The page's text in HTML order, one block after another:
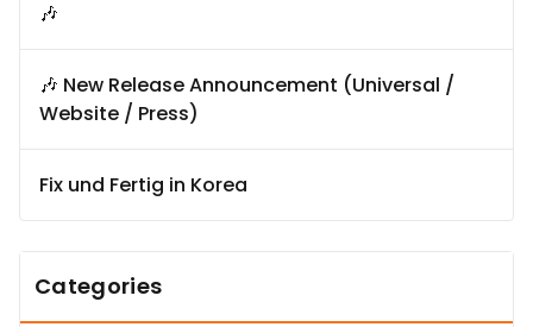
🎶
🎶 New Release Announcement (Universal /
Website / Press)
Fix und Fertig in Korea
Categories